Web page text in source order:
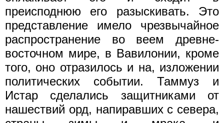
преисподнюю его разыскивать. Это
представление имело чрезвычайное
распространение во веем древне-
восточном мире, в Вавилонии, кроме
того, оно отразилось и на, изложении
политических событии. Таммуз и
Истар сделались защитниками от
нашествий орд, напиравших с севера,